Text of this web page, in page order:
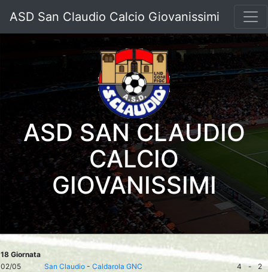
ASD San Claudio Calcio Giovanissimi
ASD SAN CLAUDIO
CALCIO
GIOVANISSIMI
18 Giornata
02/05
San Claudio - Caldarola GNC 4 -
2